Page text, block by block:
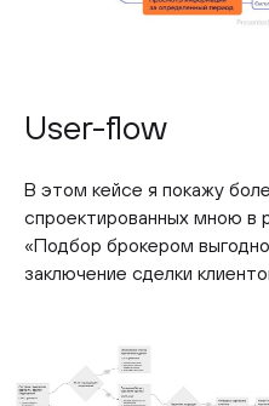
User-flow
В этом кейсе я покажу
спроектированных мною в
«Подбор брокером
заключение сделки